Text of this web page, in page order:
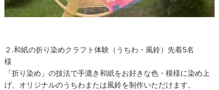
２.和紙の折り染めクラフト体験（うちわ・風鈴）先着5名
様
「折り染め」の技法で手漉き和紙をお好きな色・模様に染め上
げ、オリジナルのうちわまたは風鈴を制作いただけます。